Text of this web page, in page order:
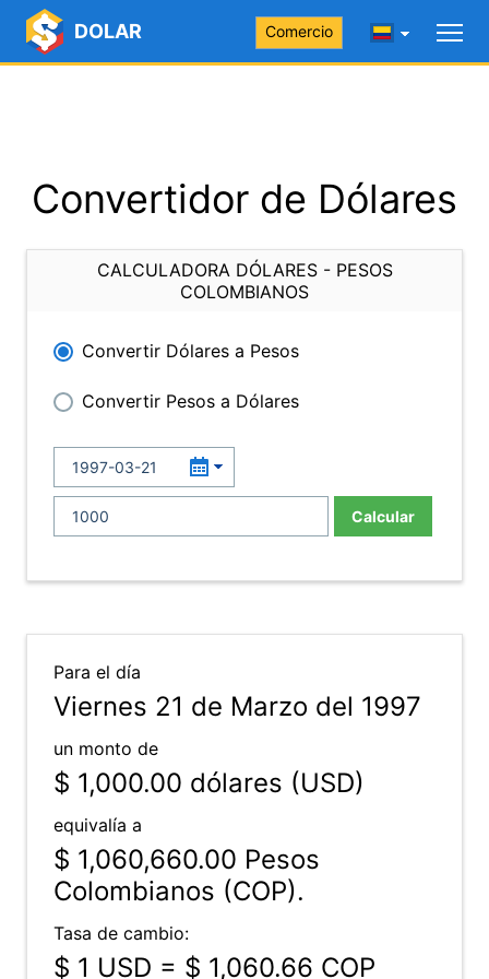
DOLAR Comercio
Convertidor de Dólares
CALCULADORA DÓLARES - PESOS
COLOMBIANOS
Convertir Dólares a Pesos
Convertir Pesos a Dólares
Calcular
Para el día
Viernes 21 de Marzo del 1997
un monto de
$ 1,000.00 dólares (USD)
equivalía a
$ 1,060,660.00 Pesos
Colombianos (COP).
Tasa de cambio:
$ 1 USD = $ 1,060.66 COP